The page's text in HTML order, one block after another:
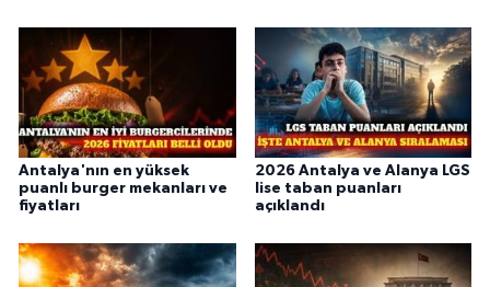
Antalya'nın en yüksek
puanlı burger mekanları ve
fiyatları
2026 Antalya ve Alanya LGS
lise taban puanları
açıklandı